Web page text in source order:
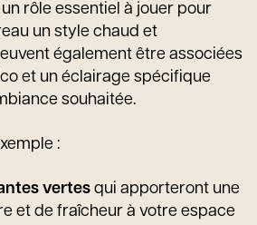
rôle essentiel à jouer pour
un style chaud et
également être associées
et un éclairage spécifique
souhaitée.
:
vertes qui apporteront une
et de fraîcheur à votre espace